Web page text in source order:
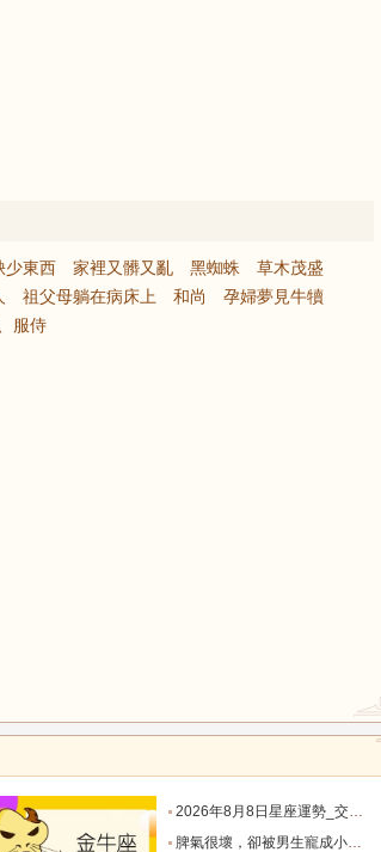
少東西 家裡又髒又亂 黑蜘蛛
草木茂盛
祖父母躺在病床上 和尚
孕婦夢見牛犢
服侍
2026年8月8日星座運勢_交易_管理_合作
脾氣很壞，卻被男生寵成小公主的四大星座女，無憂無慮沒煩惱_女生_魅力_所在